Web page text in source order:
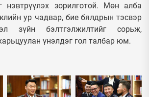
нэвтрүүлэх зорилготой. Мөн алба
ур чадвар, бие бялдрын тэсвэр
зүйн бэлтгэлжилтийг сорьж,
үнэлдэг гол талбар юм.